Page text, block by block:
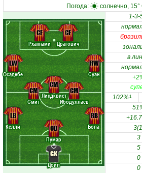
Погода:
солнечно,
Дойл
Келли
Пумар
Бола
Осадебе
Смит
Линдквист
Ибодуллаев
Суан
Рханнами Драгович
GK
LB
CD
RB
LW
CM
CM
CM
RW
CF CF
1-3-
в
102%1
3
5
0
0